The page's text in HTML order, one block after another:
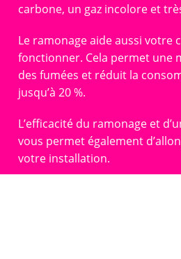
carbone, un gaz incolore et
Le ramonage aide aussi votre
fonctionner. Cela permet une
des fumées et réduit la
jusqu’à 20 %.
L’efficacité du ramonage et
vous permet également
votre installation.